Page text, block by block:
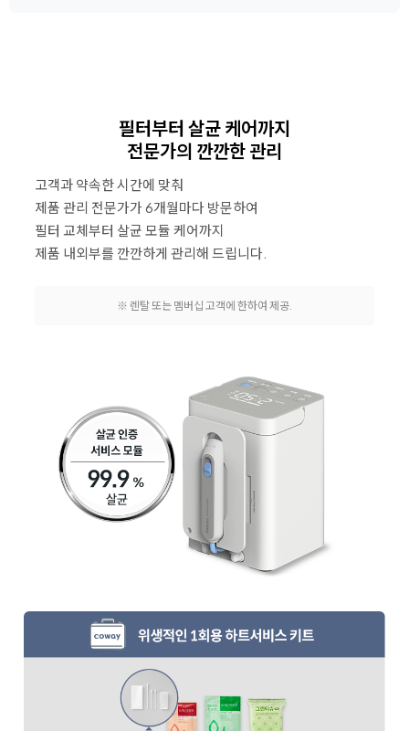
필터부터 살균 케어까지
전문가의 깐깐한 관리
고객과 약속한 시간에 맞춰
제품 관리 전문가가 6개월마다 방문하여
필터 교체부터 살균 모듈 케어까지
제품 내외부를 깐깐하게 관리해 드립니다.
※ 렌탈 또는 멤버십 고객에 한하여 제공.